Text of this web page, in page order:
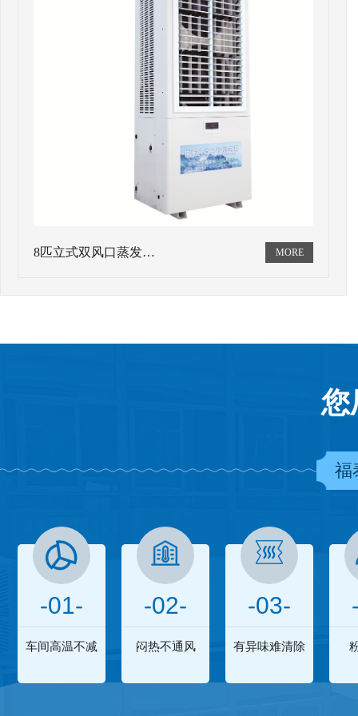
8匹立式双风口蒸发…
您
福
-01-
车间高温不减
-02-
闷热不通风
-03-
有异味难清除